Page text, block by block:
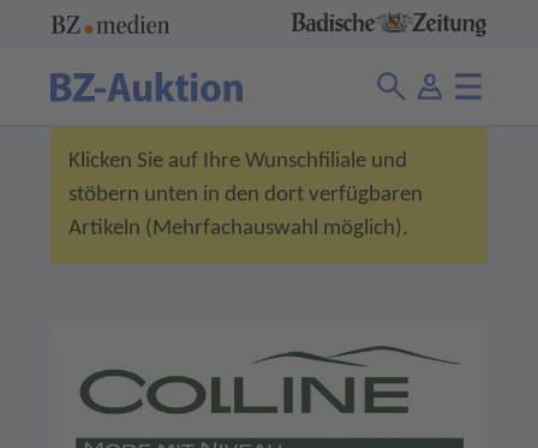
Klicken Sie auf Ihre Wunschfiliale und
stöbern unten in den dort verfügbaren
Artikeln (Mehrfachauswahl möglich).